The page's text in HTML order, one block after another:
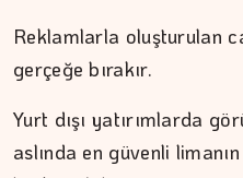
Reklamlarla oluşturulan
gerçeğe bırakır.
Yurt dışı yatırımlarda
aslında en güvenli